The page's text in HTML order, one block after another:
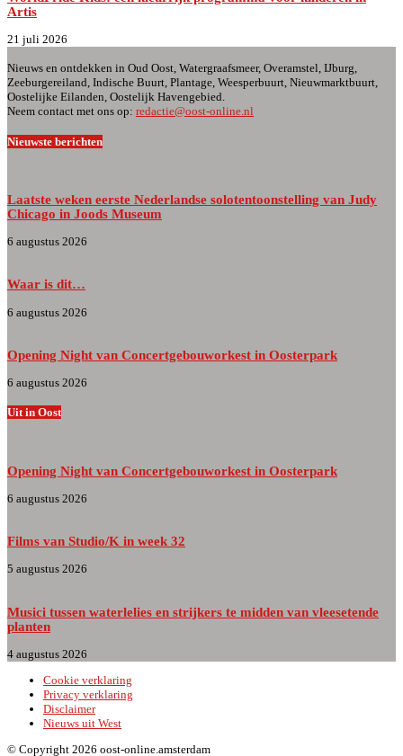
Artis
21 juli 2026
Nieuws en ontdekken in Oud Oost, Watergraafsmeer, Overamstel, IJburg,
Zeeburgereiland, Indische Buurt, Plantage, Weesperbuurt, Nieuwmarktbuurt,
Oostelijke Eilanden, Oostelijk Havengebied.
Neem contact met ons op: redactie@oost-online.nl
Nieuwste berichten
Laatste weken eerste Nederlandse solotentoonstelling van Judy
Chicago in Joods Museum
6 augustus 2026
Waar is dit…
6 augustus 2026
Opening Night van Concertgebouworkest in Oosterpark
6 augustus 2026
Uit in Oost
Opening Night van Concertgebouworkest in Oosterpark
6 augustus 2026
Films van Studio/K in week 32
5 augustus 2026
Musici tussen waterlelies en strijkers te midden van vleesetende
planten
4 augustus 2026
Cookie verklaring
Privacy verklaring
Disclaimer
Nieuws uit West
© Copyright 2026 oost-online.amsterdam